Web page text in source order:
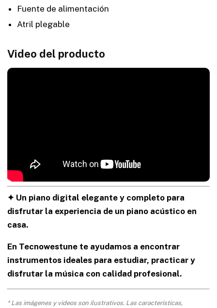
Fuente de alimentación
Atril plegable
Video del producto
✦ Un piano digital elegante y completo para
disfrutar la experiencia de un piano acústico en
casa.
En Tecnowestune te ayudamos a encontrar
instrumentos ideales para estudiar, practicar y
disfrutar la música con calidad profesional.
* Las imágenes y videos son ilustrativos. Las características,